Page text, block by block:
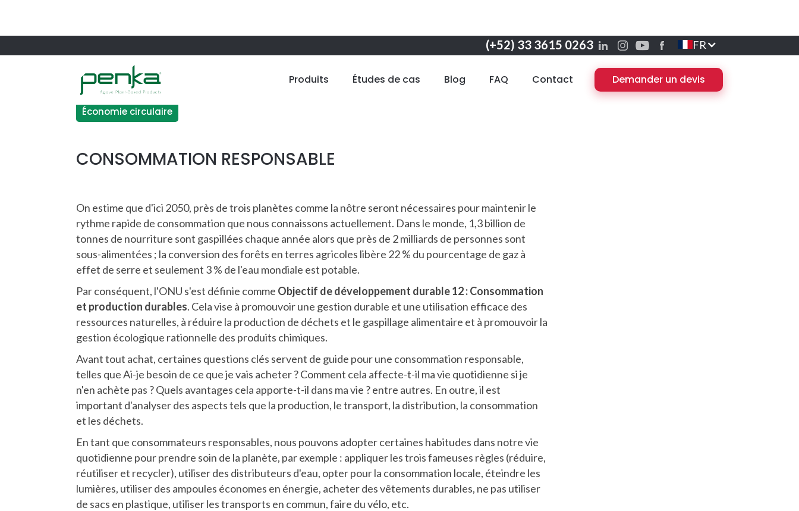
(+52) 33 3615 0263 FR
Produits Études de cas Blog FAQ Contact Demander un devis
Économie circulaire
CONSOMMATION RESPONSABLE
On estime que d'ici 2050, près de trois planètes comme la nôtre seront nécessaires pour maintenir le
rythme rapide de consommation que nous connaissons actuellement. Dans le monde, 1,3 billion de
tonnes de nourriture sont gaspillées chaque année alors que près de 2 milliards de personnes sont
sous-alimentées ; la conversion des forêts en terres agricoles libère 22 % du pourcentage de gaz à
effet de serre et seulement 3 % de l'eau mondiale est potable.
Par conséquent, l'ONU s'est définie comme Objectif de développement durable 12 : Consommation
et production durables. Cela vise à promouvoir une gestion durable et une utilisation efficace des
ressources naturelles, à réduire la production de déchets et le gaspillage alimentaire et à promouvoir la
gestion écologique rationnelle des produits chimiques.
Avant tout achat, certaines questions clés servent de guide pour une consommation responsable,
telles que Ai-je besoin de ce que je vais acheter ? Comment cela affecte-t-il ma vie quotidienne si je
n'en achète pas ? Quels avantages cela apporte-t-il dans ma vie ? entre autres. En outre, il est
important d'analyser des aspects tels que la production, le transport, la distribution, la consommation
et les déchets.
En tant que consommateurs responsables, nous pouvons adopter certaines habitudes dans notre vie
quotidienne pour prendre soin de la planète, par exemple : appliquer les trois fameuses règles (réduire,
réutiliser et recycler), utiliser des distributeurs d'eau, opter pour la consommation locale, éteindre les
lumières, utiliser des ampoules économes en énergie, acheter des vêtements durables, ne pas utiliser
de sacs en plastique, utiliser les transports en commun, faire du vélo, etc.